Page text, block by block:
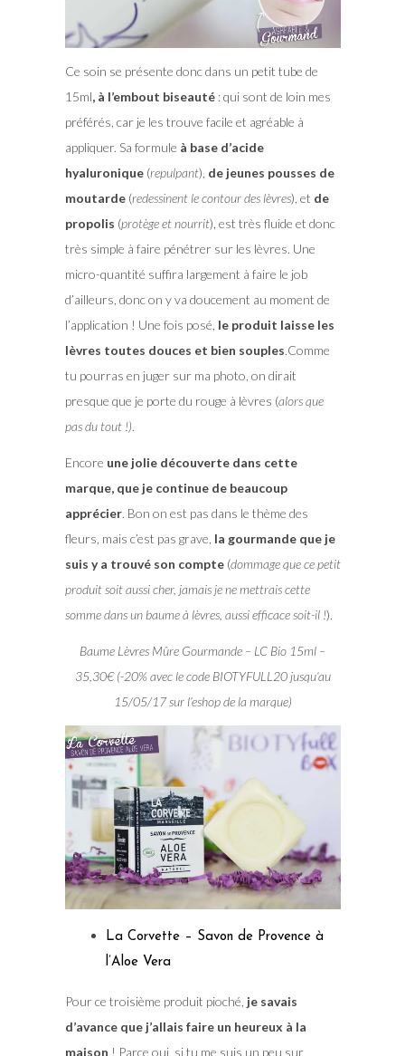
Ce soin se présente donc dans un petit tube de
15ml, à l’embout biseauté: qui sont de loin mes
préférés, car je les trouve facile et agréable à
appliquer. Sa formule à base d’acide
hyaluronique(repulpant), de jeunes pousses de
moutarde(redessinent le contour des lèvres), et de
propolis (protège et nourrit), est très fluide et donc
très simple à faire pénétrer sur les lèvres. Une
micro-quantité suffira largement à faire le job
d’ailleurs, donc on y va doucement au moment de
l’application ! Une fois posé, le produit laisse les
lèvres toutes douces et bien souples.Comme
tu pourras en juger sur ma photo, on dirait
presque que je porte du rouge à lèvres (alors que
pas du tout !).
Encore une jolie découverte dans cette
marque, que je continue de beaucoup
apprécier. Bon on est pas dans le thème des
fleurs, mais c’est pas grave, la gourmande que je
suis y a trouvé son compte(dommage que ce petit
produit soit aussi cher, jamais je ne mettrais cette
somme dans un baume à lèvres, aussi efficace soit-il !).
Baume Lèvres Mûre Gourmande – LC Bio 15ml –
35,30€ (-20% avec le code BIOTYFULL20 jusqu’au
15/05/17 sur l’eshop de la marque)
La Corvette – Savon de Provence à
l’Aloe Vera
Pour ce troisième produit pioché, je savais
d’avance que j’allais faire un heureux à la
maison ! Parce oui, si tu me suis un peu sur